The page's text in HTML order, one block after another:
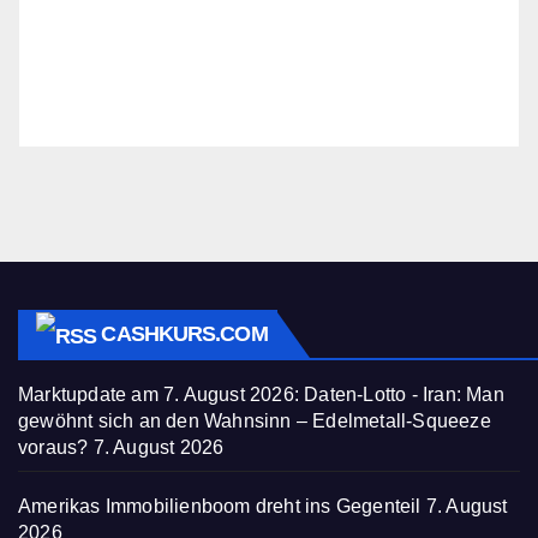
CASHKURS.COM
Marktupdate am 7. August 2026: Daten-Lotto - Iran: Man
gewöhnt sich an den Wahnsinn – Edelmetall-Squeeze
voraus? 7. August 2026
Amerikas Immobilienboom dreht ins Gegenteil 7. August
2026